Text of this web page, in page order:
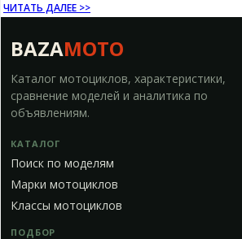
ЧИТАТЬ ДАЛЕЕ >>
BAZAMOTO
Каталог мотоциклов, характеристики,
сравнение моделей и аналитика по
объявлениям.
КАТАЛОГ
Поиск по моделям
Марки мотоциклов
Классы мотоциклов
ПОДБОР